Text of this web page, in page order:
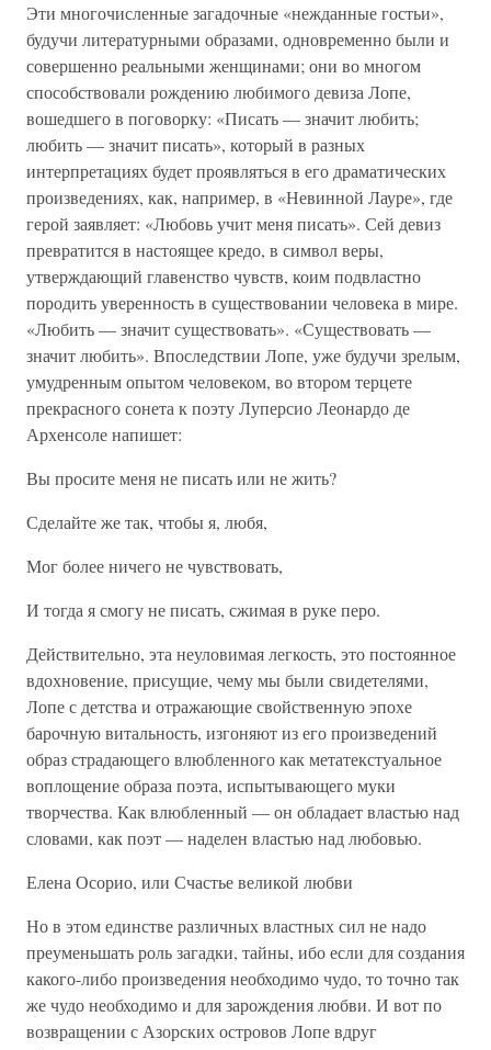
Эти многочисленные загадочные «нежданные гостьи»,
будучи литературными образами, одновременно были и
совершенно реальными женщинами; они во многом
способствовали рождению любимого девиза Лопе,
вошедшего в поговорку: «Писать — значит любить;
любить — значит писать», который в разных
интерпретациях будет проявляться в его драматических
произведениях, как, например, в «Невинной Лауре», где
герой заявляет: «Любовь учит меня писать». Сей девиз
превратится в настоящее кредо, в символ веры,
утверждающий главенство чувств, коим подвластно
породить уверенность в существовании человека в мире.
«Любить — значит существовать». «Существовать —
значит любить». Впоследствии Лопе, уже будучи зрелым,
умудренным опытом человеком, во втором терцете
прекрасного сонета к поэту Луперсио Леонардо де
Архенсоле напишет:
Вы просите меня не писать или не жить?
Сделайте же так, чтобы я, любя,
Мог более ничего не чувствовать,
И тогда я смогу не писать, сжимая в руке перо.
Действительно, эта неуловимая легкость, это постоянное
вдохновение, присущие, чему мы были свидетелями,
Лопе с детства и отражающие свойственную эпохе
барочную витальность, изгоняют из его произведений
образ страдающего влюбленного как метатекстуальное
воплощение образа поэта, испытывающего муки
творчества. Как влюбленный — он обладает властью над
словами, как поэт — наделен властью над любовью.
Елена Осорио, или Счастье великой любви
Но в этом единстве различных властных сил не надо
преуменьшать роль загадки, тайны, ибо если для создания
какого-либо произведения необходимо чудо, то точно так
же чудо необходимо и для зарождения любви. И вот по
возвращении с Азорских островов Лопе вдруг